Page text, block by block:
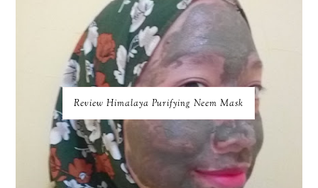
Review Himalaya Purifying Neem Mask